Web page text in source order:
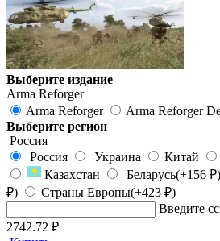
Выберите издание
Arma Reforger
Arma Reforger
Arma Reforger
Выберите регион
Россия
Россия
Украина Китай
Казахстан
Беларусь(+156 ₽)
₽)
Страны Европы(+423 ₽)
Введите
2742.72 ₽